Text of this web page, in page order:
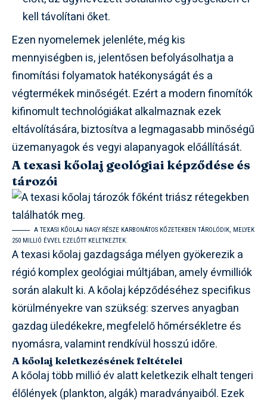
kell távolítani őket.
Ezen nyomelemek jelenléte, még kis
mennyiségben is, jelentősen befolyásolhatja a
finomítási folyamatok hatékonyságát és a
végtermékek minőségét. Ezért a modern finomítók
kifinomult technológiákat alkalmaznak ezek
eltávolítására, biztosítva a legmagasabb minőségű
üzemanyagok és vegyi alapanyagok előállítását.
A texasi kőolaj geológiai képződése és
tározói
A TEXASI KŐOLAJ NAGY RÉSZE KARBONÁTOS KŐZETEKBEN TÁROLÓDIK, MELYEK
250 MILLIÓ ÉVVEL EZELŐTT KELETKEZTEK.
A texasi kőolaj gazdagsága mélyen gyökerezik a
régió komplex geológiai múltjában, amely évmilliók
során alakult ki. A kőolaj képződéséhez specifikus
körülményekre van szükség: szerves anyagban
gazdag üledékekre, megfelelő hőmérsékletre és
nyomásra, valamint rendkívül hosszú időre.
A kőolaj keletkezésének feltételei
A kőolaj több millió év alatt keletkezik elhalt tengeri
élőlények (plankton, algák) maradványaiból. Ezek